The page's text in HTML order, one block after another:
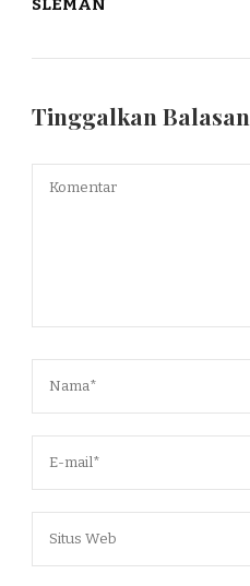
SLEMAN
Tinggalkan Balasan